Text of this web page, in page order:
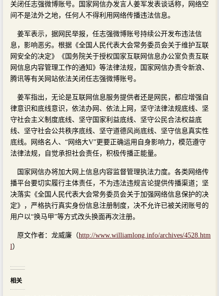
关闭任志强微博账号。国家网信办发言人姜军发表谈话称，网络空
间不是法外之地，任何人不得利用网络传播违法信息。
姜军表示，据网民举报，任志强微博账号持续公开发布违法信
息，影响恶劣。根据《全国人民代表大会常务委员会关于维护互联
网安全的决定》《国务院关于授权国家互联网信息办公室负责互联
网信息内容管理工作的通知》等法律法规，国家网信办责令新浪、
腾讯等有关网站依法关闭任志强微博账号。
姜军指出，无论是互联网信息服务提供者还是网民，都应增强自
律意识和底线意识，依法办网、依法上网，坚守法律法规底线、坚
守社会主义制度底线、坚守国家利益底线、坚守公民合法权益底
线、坚守社会公共秩序底线、坚守道德风尚底线、坚守信息真实性
底线。网络名人、“网络大V”更要正确运用自身影响力，模范遵守
法律法规，自觉承担社会责任，积极传播正能量。
国家网信办将加大网上信息内容监督管理执法力度。各类网络传
播平台要切实履行主体责任，不为违法违规言论提供传播渠道；坚
决落实《全国人民代表大会常务委员会关于加强网络信息保护的决
定》，严格执行真实身份信息注册制度，决不允许已被关闭账号的
用户以“换马甲”等方式改头换面再次注册。
原文作者：龙威廉（http://www.williamlong.info/archives/4528.htm
l）
相关